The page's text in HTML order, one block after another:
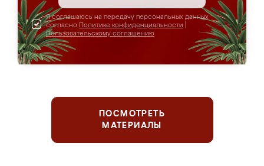
Я соглашаюсь на передачу персональных данных
согласно Политике конфиденциальности
Пользовательскому соглашению
ПОСМОТРЕТЬ
МАТЕРИАЛЫ